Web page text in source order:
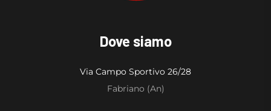
Dove siamo
Via Campo Sportivo 26/28
Fabriano (An)